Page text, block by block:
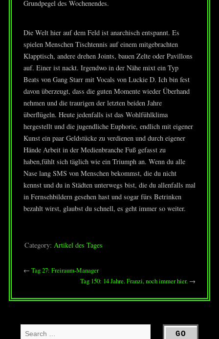
Grundpegel des Wochenendes.
Die Welt hier auf dem Feld ist anarchisch entspannt. Es
spielen Menschen Tischtennis auf einem mitgebrachten
Klapptisch, andere drehen Joints, bauen Zelte oder Pavillons
auf. Einer ist nackt. Irgendwo in der Nähe mixt ein Typ
Beats von Gang Starr mit Vocals von Luckie D. Ich bin fest
davon überzeugt, dass die guten Momente wieder Überhand
nehmen und die traurigen der letzten beiden Jahre
überflügeln. Heute jedenfalls ist das Wohlfühlklima
hergestellt und die jugendliche Euphorie, endlich mit eigener
Kunst ein paar Geldstücke zu verdienen und durch eigener
Hände Arbeit in der Medienbranche Fuß gefasst zu
haben,fühlt sich täglich wie ein Triumph an. Wenn du alle
Nase lang SMS von Menschen bekommst, die du nicht
kennst und du in Städten unterwegs bist, die du allenfalls mal
in Fernsehbildern gesehen hast und sogar fürs Betrinken
bezahlt wirst, glaubst du schnell, es geht immer so weiter.
Category: Artikel des Tages
← Tag 27: Freiraum-Manager
Tag 150: 14 Jahre. Franzi, noch immer hier. →